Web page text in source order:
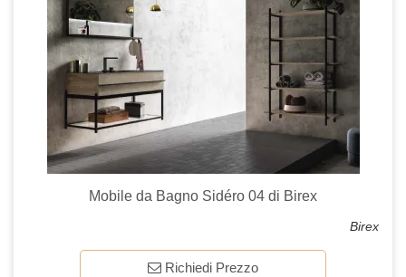
Mobile da Bagno Sidéro 04 di Birex
Birex
Richiedi Prezzo